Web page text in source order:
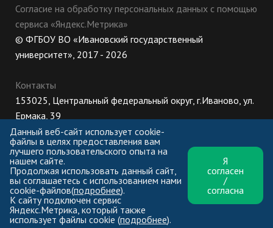
Согласие на обработку персональных данных с помощью
сервиса «Яндекс.Метрика»
© ФГБОУ ВО «Ивановский государственный
университет», 2017 - 2026
Контакты
153025, Центральный федеральный округ, г.Иваново, ул.
Ермака, 39
8 (800) 222-56-86 (Приемная комиссия), +7 (4932) 32-62-
10 (Ректорат)
ПН-ЧТ: 8:30-17:00;
ПТ: 8:30-16:00;
Данный веб-сайт использует cookie-
файлы в целях предоставления вам
лучшего пользовательского опыта на
нашем сайте.
Продолжая использовать данный сайт,
вы соглашаетесь с использованием нами
cookie-файлов(подробнее).
К сайту подключен сервис
Яндекс.Метрика, который также
использует файлы cookie (подробнее).
Я
согласен
/
согласна